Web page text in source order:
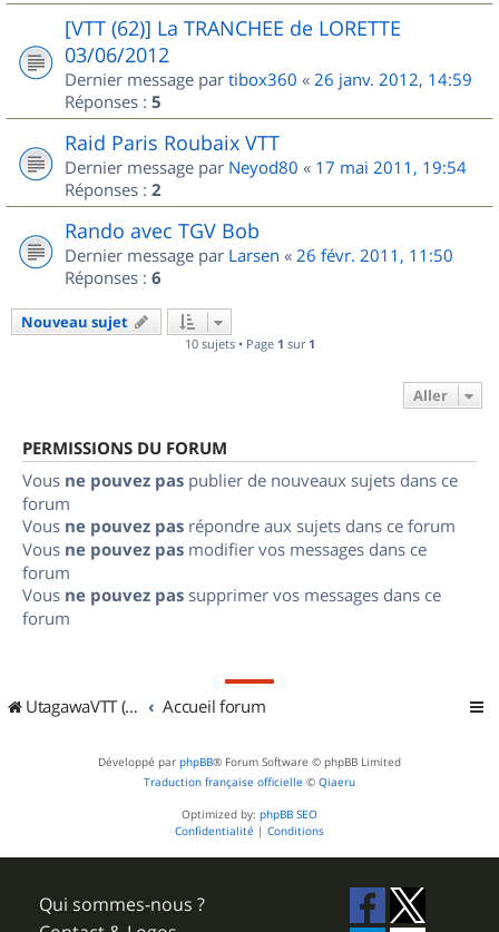
[VTT (62)] La TRANCHEE de LORETTE
03/06/2012
Dernier message par tibox360 « 26 janv. 2012, 14:59
Réponses : 5
Raid Paris Roubaix VTT
Dernier message par Neyod80 « 17 mai 2011, 19:54
Réponses : 2
Rando avec TGV Bob
Dernier message par Larsen « 26 févr. 2011, 11:50
Réponses : 6
Nouveau sujet
10 sujets • Page 1 sur 1
Aller
PERMISSIONS DU FORUM
Vous ne pouvez pas publier de nouveaux sujets dans ce
forum
Vous ne pouvez pas répondre aux sujets dans ce forum
Vous ne pouvez pas modifier vos messages dans ce
forum
Vous ne pouvez pas supprimer vos messages dans ce
forum
UtagawaVTT (Randos VTT et VTTAE avec traces GPS) Accueil forum
Développé par phpBB® Forum Software © phpBB Limited
Traduction française officielle © Qiaeru
Optimized by: phpBB SEO
Confidentialité | Conditions
Qui sommes-nous ?